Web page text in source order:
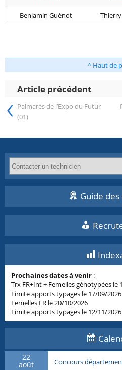
Benjamin Guénot
^ Haut de
Article précédent
‹ Palmarès de l’Expo du Futur
(01)
Guide
Prochaines dates à venir :
Trx FR+Int + Femelles génotypées le
Limite apports typages le 17/09/2026
Femelles FR le 20/10/2026
Limite apports typages le 12/11/2026
22
août Concours